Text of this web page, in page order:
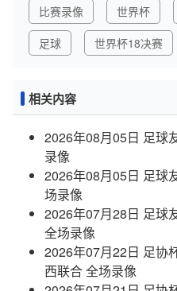
比赛录像 世界杯
足球
世界杯18决赛
相关内容
2026年08月05日 足球
录像
2026年08月05日 足球
场录像
2026年07月28日 足球
全场录像
2026年07月22日 足协
西联合 全场录像